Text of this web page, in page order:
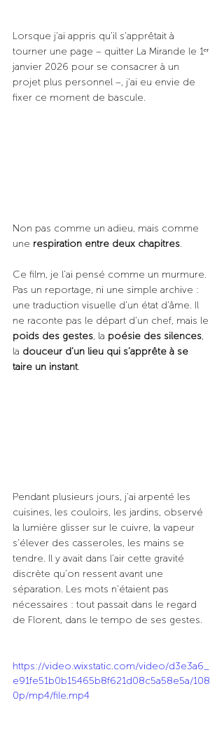
Lorsque j’ai appris qu’il s’apprêtait à
tourner une page – quitter La Mirande le 1ᵉʳ
janvier 2026 pour se consacrer à un
projet plus personnel –, j’ai eu envie de
fixer ce moment de bascule.
Non pas comme un adieu, mais comme
une respiration entre deux chapitres.
Ce film, je l’ai pensé comme un murmure.
Pas un reportage, ni une simple archive :
une traduction visuelle d’un état d’âme. Il
ne raconte pas le départ d’un chef, mais le
poids des gestes, la poésie des silences,
la douceur d’un lieu qui s’apprête à se
taire un instant.
Pendant plusieurs jours, j’ai arpenté les
cuisines, les couloirs, les jardins, observé
la lumière glisser sur le cuivre, la vapeur
s’élever des casseroles, les mains se
tendre. Il y avait dans l’air cette gravité
discrète qu’on ressent avant une
séparation. Les mots n’étaient pas
nécessaires : tout passait dans le regard
de Florent, dans le tempo de ses gestes.
https://video.wixstatic.com/video/d3e3a6_
e91fe51b0b15465b8f621d08c5a58e5a/108
0p/mp4/file.mp4